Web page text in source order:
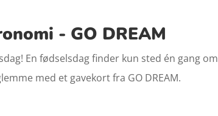
- GO DREAM
En fødselsdag finder kun sted én gang om
med et gavekort fra GO DREAM.